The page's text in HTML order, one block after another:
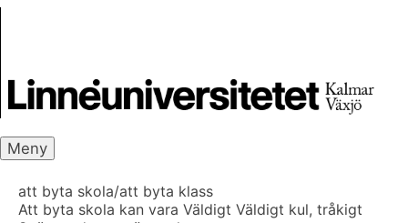
Meny
att byta skola/att byta klass
Att byta skola kan vara Väldigt Väldigt kul, tråkigt